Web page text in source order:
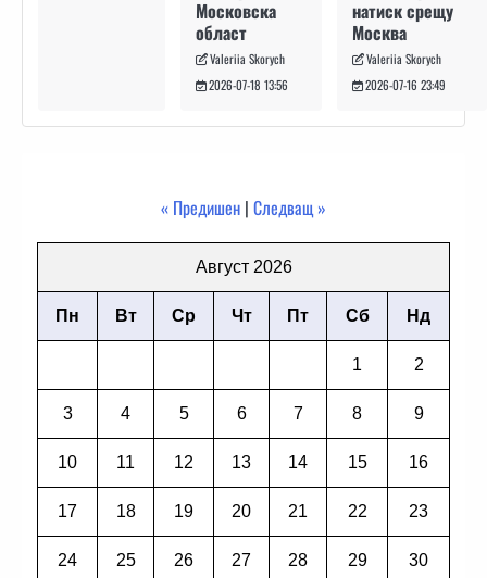
Московска
област
Valeriia Skorych
2026-07-18 13:56
натиск срещу
Москва
Valeriia Skorych
2026-07-16 23:49
« Предишен | Следващ »
Август 2026
Пн Вт Ср Чт Пт Сб Нд
1 2
3 4 5 6 7 8 9
10 11 12 13 14 15 16
17 18 19 20 21 22 23
24 25 26 27 28 29 30